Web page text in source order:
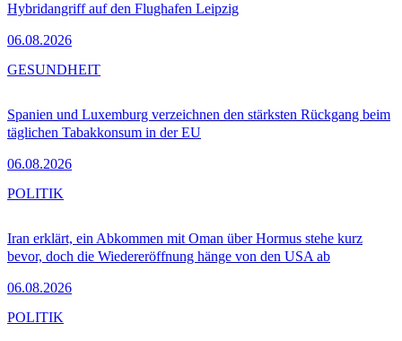
Hybridangriff auf den Flughafen Leipzig
06.08.2026
Spanien und Luxemburg verzeichnen den stärksten Rückgang beim
täglichen Tabakkonsum in der EU
06.08.2026
GESUNDHEIT
Iran erklärt, ein Abkommen mit Oman über Hormus stehe kurz
bevor, doch die Wiedereröffnung hänge von den USA ab
06.08.2026
POLITIK
POLITIK